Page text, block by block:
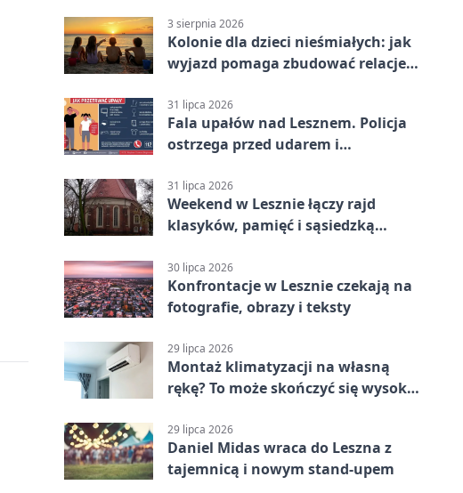
3 sierpnia 2026
Kolonie dla dzieci nieśmiałych: jak
wyjazd pomaga zbudować relacje z
31 lipca 2026
Fala upałów nad Lesznem. Policja
ostrzega przed udarem i
31 lipca 2026
Weekend w Lesznie łączy rajd
klasyków, pamięć i sąsiedzką
30 lipca 2026
Konfrontacje w Lesznie czekają na
fotografie, obrazy i teksty
29 lipca 2026
Montaż klimatyzacji na własną
rękę? To może skończyć się wysoką
29 lipca 2026
Daniel Midas wraca do Leszna z
tajemnicą i nowym stand-upem